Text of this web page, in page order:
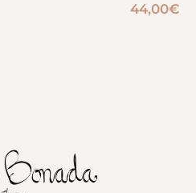
44,00€